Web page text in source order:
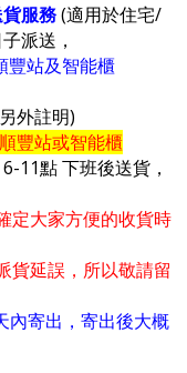
服務(適用於住宅/
派送，
豐站及智能櫃
外註明)
豐站或智能櫃
11點 下班後送貨，
定大家方便的收貨時
延誤，所以敬請留
內寄出，寄出後大概